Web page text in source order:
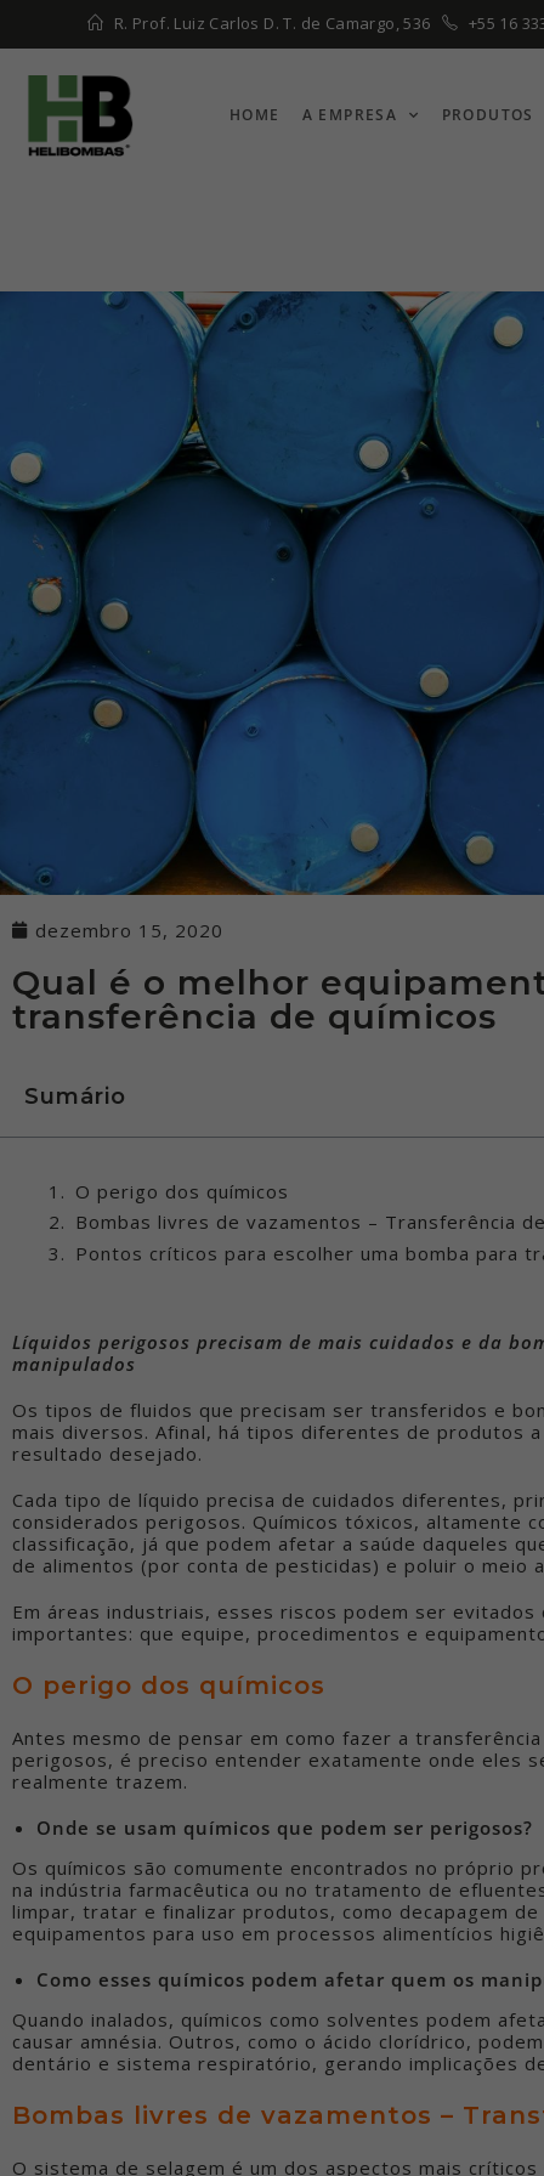
R. Prof. Luiz Carlos D. T. de Camargo, 536 +55 16
HOME A EMPRESA PRODUTOS
dezembro 15, 2020
Qual é o melhor
transferência de químicos
Sumário
O perigo dos químicos
Bombas livres de vazamentos – Transferência
Pontos críticos para escolher uma bomba para
Líquidos perigosos precisam de mais cuidados e da
manipulados
Os tipos de fluidos que precisam ser transferidos e
mais diversos. Afinal, há tipos diferentes de produtos
resultado desejado.
Cada tipo de líquido precisa de cuidados diferentes,
considerados perigosos. Químicos tóxicos, altamente
classificação, já que podem afetar a saúde daqueles
de alimentos (por conta de pesticidas) e poluir o meio
Em áreas industriais, esses riscos podem ser
importantes: que equipe, procedimentos e
O perigo dos químicos
Antes mesmo de pensar em como fazer a
perigosos, é preciso entender exatamente onde eles
realmente trazem.
Onde se usam químicos que podem ser perigosos?
Os químicos são comumente encontrados no próprio
na indústria farmacêutica ou no tratamento de
limpar, tratar e finalizar produtos, como decapagem
equipamentos para uso em processos alimentícios
Como esses químicos podem afetar quem os
Quando inalados, químicos como solventes podem
causar amnésia. Outros, como o ácido clorídrico,
dentário e sistema respiratório, gerando implicações
Bombas livres de vazamentos –
O sistema de selagem é um dos aspectos mais